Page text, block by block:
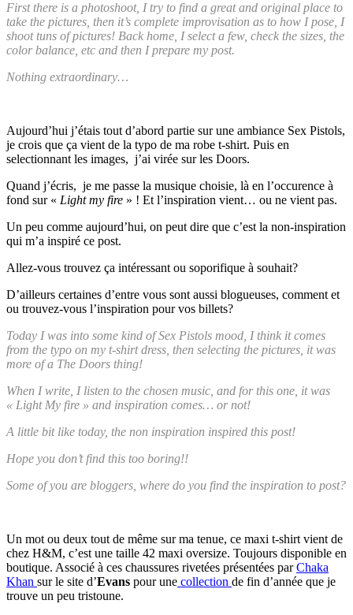
First there is a photoshoot, I try to find a great and original place to
take the pictures, then it’s complete improvisation as to how I pose, I
shoot tuns of pictures! Back home, I select a few, check the sizes, the
color balance, etc and then I prepare my post.
Nothing extraordinary…
Aujourd’hui j’étais tout d’abord partie sur une ambiance Sex Pistols,
je crois que ça vient de la typo de ma robe t-shirt. Puis en
selectionnant les images, j’ai virée sur les Doors.
Quand j’écris, je me passe la musique choisie, là en l’occurence à
fond sur « Light my fire » ! Et l’inspiration vient… ou ne vient pas.
Un peu comme aujourd’hui, on peut dire que c’est la non-inspiration
qui m’a inspiré ce post.
Allez-vous trouvez ça intéressant ou soporifique à souhait?
D’ailleurs certaines d’entre vous sont aussi blogueuses, comment et
ou trouvez-vous l’inspiration pour vos billets?
Today I was into some kind of Sex Pistols mood, I think it comes
from the typo on my t-shirt dress, then selecting the pictures, it was
more of a The Doors thing!
When I write, I listen to the chosen music, and for this one, it was
« Light My fire » and inspiration comes… or not!
A little bit like today, the non inspiration inspired this post!
Hope you don’t find this too boring!!
Some of you are bloggers, where do you find the inspiration to post?
Un mot ou deux tout de même sur ma tenue, ce maxi t-shirt vient de
chez H&M, c’est une taille 42 maxi oversize. Toujours disponible en
boutique. Associé à ces chaussures rivetées présentées parChaka
Khan sur le site d’Evans pour une collection de fin d’année que je
trouve un peu tristoune.